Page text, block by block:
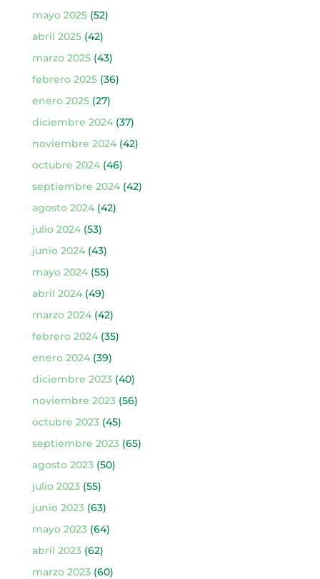
mayo 2025(52)
abril 2025(42)
marzo 2025(43)
febrero 2025(36)
enero 2025(27)
diciembre 2024(37)
noviembre 2024(42)
octubre 2024(46)
septiembre 2024(42)
agosto 2024(42)
julio 2024(53)
junio 2024(43)
mayo 2024(55)
abril 2024(49)
marzo 2024(42)
febrero 2024(35)
enero 2024(39)
diciembre 2023(40)
noviembre 2023(56)
octubre 2023(45)
septiembre 2023(65)
agosto 2023(50)
julio 2023(55)
junio 2023(63)
mayo 2023(64)
abril 2023(62)
marzo 2023(60)